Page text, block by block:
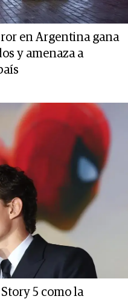
en Argentina gana
y amenaza a
5 como la